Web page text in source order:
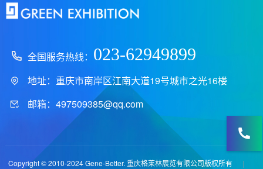
全国服务热线： 023-62949899
地址：重庆市南岸区江南大道19号城市之光16楼
邮箱：497509385@qq.com
Copyright © 2010-2024 Gene-Better. 重庆格莱林展览有限公司版权所有